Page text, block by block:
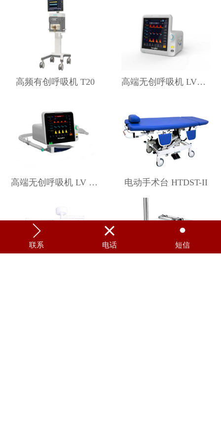
高频有创呼吸机 T20 高端无创呼吸机 LV800
高端无创呼吸机 LV 600 电动手术台 HTDST-II

联系

电话

短信